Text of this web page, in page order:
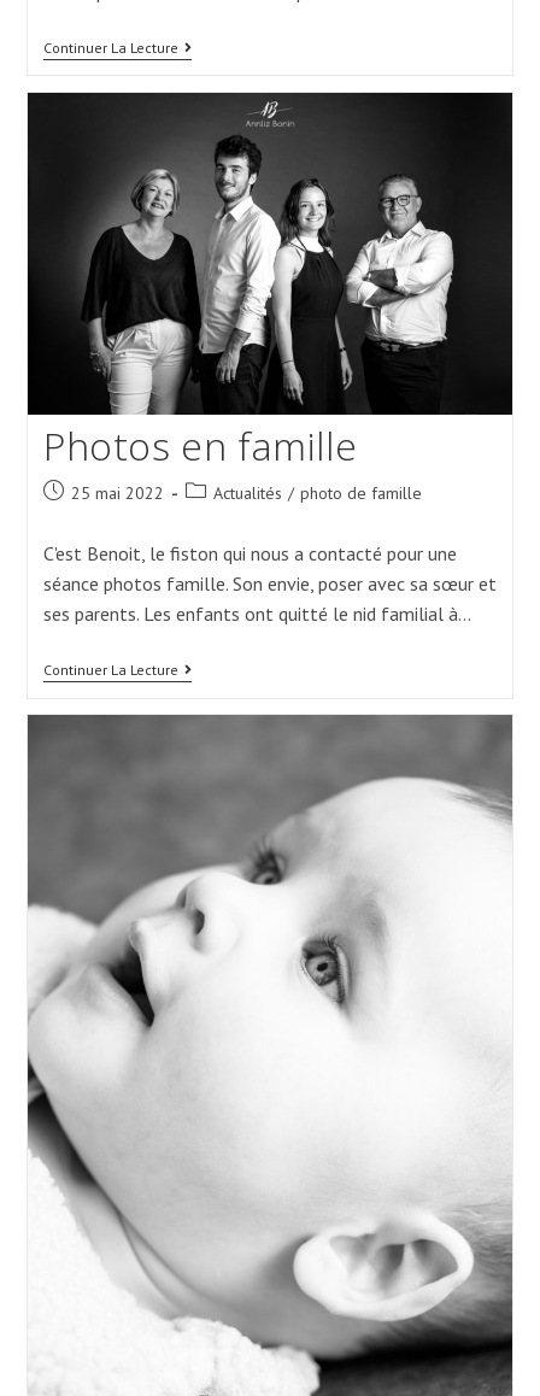
Continuer La LectureDouce
Séance
Photos en famille
Post 25 mai 2022
Post Actualités / photo de famille
C'est Benoit, le fiston qui nous a contacté pour une
séance photos famille. Son envie, poser avec sa sœur et
ses parents. Les enfants ont quitté le nid familial à…
Continuer La LecturePhotos
En